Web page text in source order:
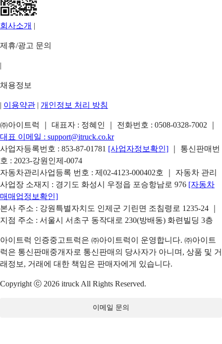
회사소개 |
제휴/광고 문의
|
채용정보
| 이용약관 | 개인정보 처리 방침
㈜아이트럭 ｜ 대표자 : 정혜인 ｜ 전화번호 : 0508-0328-7002
대표 이메일 : support@itruck.co.kr
사업자등록번호 : 853-87-01781 [사업자정보확인]
｜ 통신판매번
호 : 2023-강원인제-0074
자동차관리사업등록 번호 : 제02-4123-000402호 ｜ 자동차 관리
사업장 소재지 : 경기도 화성시 우정읍 포승항남로 976 [자동차
매매업정보확인]
본사 주소 : 강원특별자치도 인제군 기린면 조침령로 1235-24 ｜
지점 주소 : 서울시 서초구 동작대로 230(방배동) 화련빌딩 3층
아이트럭 인증중고트럭은 ㈜아이트럭이 운영합니다. ㈜아이트
럭은 통신판매중개자로 통신판매의 당사자가 아니며, 상품 및 거
래정보, 거래에 대한 책임은 판매자에게 있습니다.
Copyright ⓒ 2026 itruck All Rights Reserved.
이메일 문의